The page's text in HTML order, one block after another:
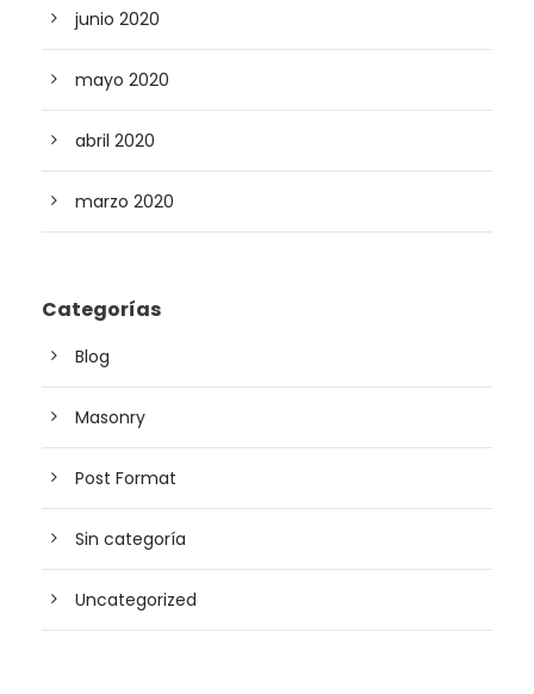
junio 2020
mayo 2020
abril 2020
marzo 2020
Categorías
Blog
Masonry
Post Format
Sin categoría
Uncategorized